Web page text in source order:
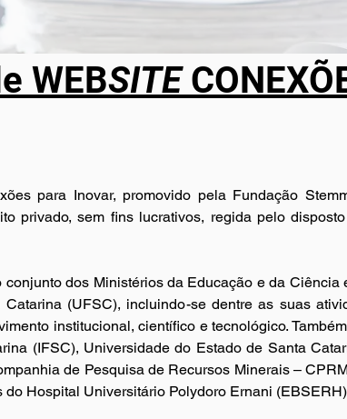
WEBSITE
para Inovar, promovido pela Fundação
privado, sem fins lucrativos, regida pelo
dos Ministérios da Educação e da Ciência
(UFSC), incluindo-se dentre as suas
institucional, científico e tecnológico.
(IFSC), Universidade do Estado de Santa
Hospital Universitário Polydoro Ernani